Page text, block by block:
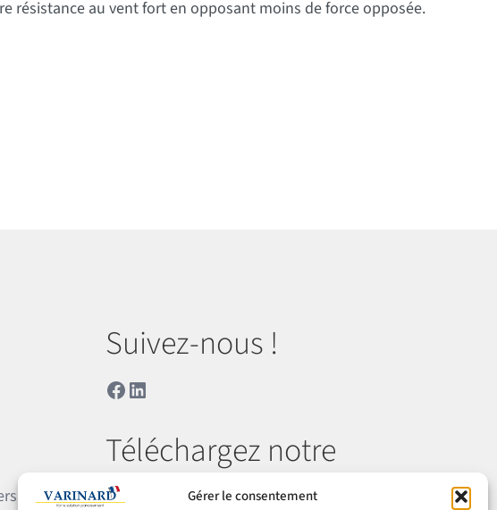
Gérer le consentement
résistance au vent fort en opposant moins de force opposée.
Suivez-nous !
Facebook
LinkedIn
Téléchargez notre
catalogue